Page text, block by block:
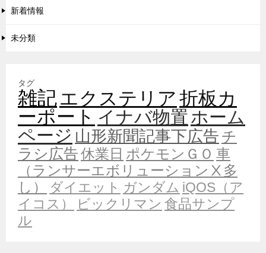
新着情報
未分類
タグ
雑記エクステリア折板カ
ーポート イナバ物置ホーム
ページ 山形新聞記事下広告 チ
ラシ広告休業日 ポケモンＧＯ 車
（ランサーエボリューションⅩ多
し）
ダイエット ガンダム iQOS（ア
イコス）
ビックリマン 食品サンプ
ル